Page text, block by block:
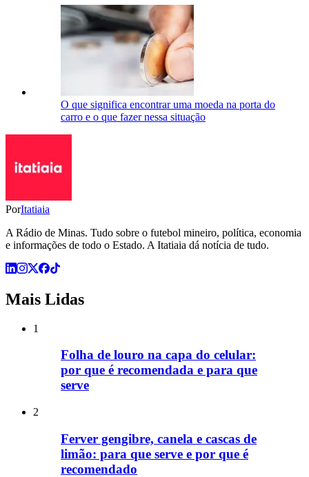
O que significa encontrar uma moeda na porta do
carro e o que fazer nessa situação
PorItatiaia
A Rádio de Minas. Tudo sobre o futebol mineiro, política, economia
e informações de todo o Estado. A Itatiaia dá notícia de tudo.
Mais Lidas
1
Folha de louro na capa do celular:
por que é recomendada e para que
serve
2
Ferver gengibre, canela e cascas de
limão: para que serve e por que é
recomendado